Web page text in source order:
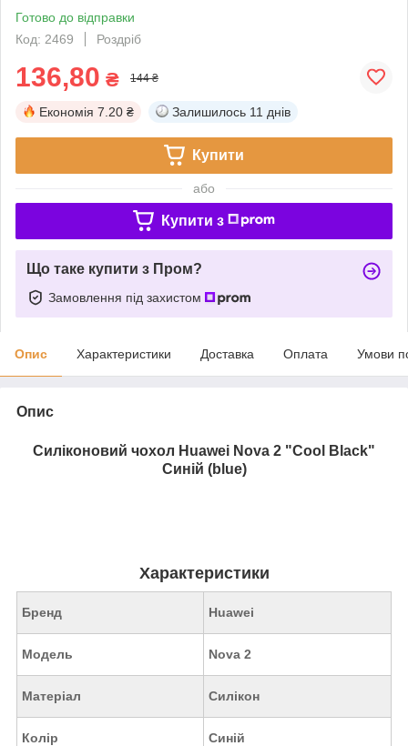
Готово до відправки
Код: 2469
Роздріб
136,80 ₴ 144 ₴
Економія 7.20 ₴ Залишилось 11 днів
Купити
або
Купити з
Що таке купити з Пром?
Замовлення під захистом
Опис Характеристики Доставка Оплата Умови
Опис
Силіконовий чохол Huawei Nova 2 "Cool Black"
Синій (blue)
Характеристики
Бренд Huawei
Модель Nova 2
Матеріал Силікон
Колір Синій